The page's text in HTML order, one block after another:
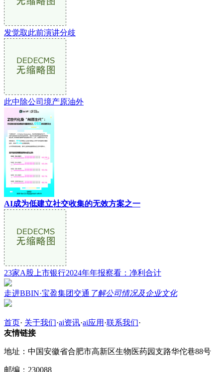
发觉取此前演讲分歧
此中除公司境产原油外
AI成为低建立社交收集的无效方案之一
23家A股上市银行2024年年报察看：净利合计
走进BBIN·宝盈集团交通 了解公司情况及企业文化
首页· 关于我们·ai资讯·ai应用 ·联系我们·
友情链接
地址：中国安徽省合肥市高新区生物医药园支路华佗巷88号
邮编：230088